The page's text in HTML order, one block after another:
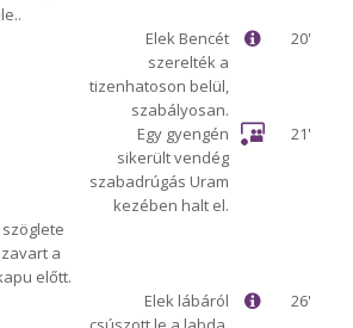
20'
Elek Bencét
szerelték a
tizenhatoson belül,
szabályosan.
21'
Egy gyengén
sikerült vendég
szabadrúgás Uram
kezében halt el.
a
előtt.
26'
Elek lábáról